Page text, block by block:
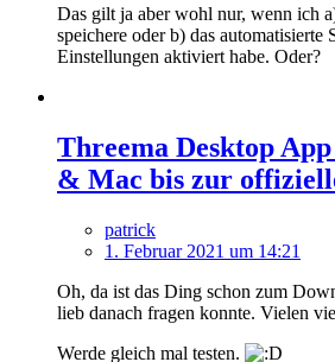
Das gilt ja aber wohl nur, wenn ich
speichere oder b) das automatisierte
Einstellungen aktiviert habe. Oder?
Threema Desktop
& Mac bis zur
patrick
1. Februar 2021 um 14:21
Oh, da ist das Ding schon zum
lieb danach fragen konnte. Vielen
Werde gleich mal testen.